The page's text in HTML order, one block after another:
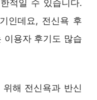
적일 수 있습니다.
인데요, 전신욕 후
이용자 후기도 많습
해 전신욕과 반신